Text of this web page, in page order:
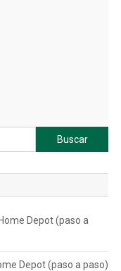
Buscar:
Depot (paso a
Depot (paso a paso)